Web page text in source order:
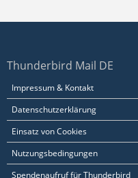
Thunderbird Mail DE
Impressum & Kontakt
Datenschutzerklärung
Einsatz von Cookies
Nutzungsbedingungen
Spendenaufruf für Thunderbird